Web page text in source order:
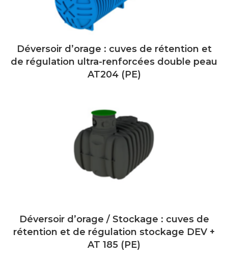
Déversoir d’orage : cuves de rétention et
de régulation ultra-renforcées double peau
AT204 (PE)
Déversoir d’orage / Stockage : cuves de
rétention et de régulation stockage DEV +
AT 185 (PE)